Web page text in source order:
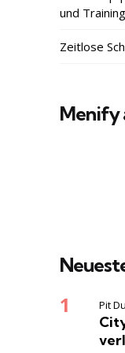
und
Zeitlose
Menify
Pit